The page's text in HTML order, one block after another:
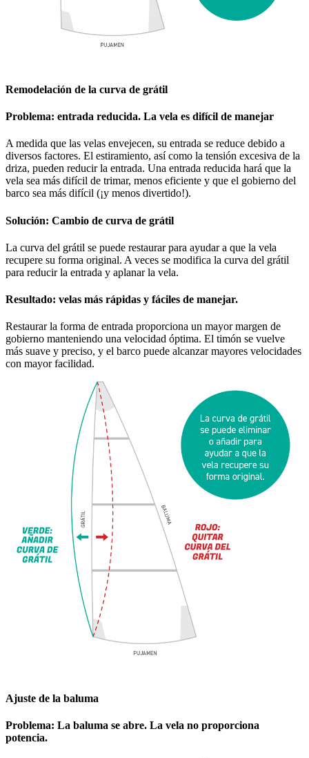
Remodelación de la curva de grátil
Problema: entrada reducida. La vela es difícil de manejar
A medida que las velas envejecen, su entrada se reduce debido a
diversos factores. El estiramiento, así como la tensión excesiva de la
driza, pueden reducir la entrada. Una entrada reducida hará que la
vela sea más difícil de trimar, menos eficiente y que el gobierno del
barco sea más difícil (¡y menos divertido!).
Solución: Cambio de curva de grátil
La curva del grátil se puede restaurar para ayudar a que la vela
recupere su forma original. A veces se modifica la curva del grátil
para reducir la entrada y aplanar la vela.
Resultado: velas más rápidas y fáciles de manejar.
Restaurar la forma de entrada proporciona un mayor margen de
gobierno manteniendo una velocidad óptima. El timón se vuelve
más suave y preciso, y el barco puede alcanzar mayores velocidades
con mayor facilidad.
Ajuste de la baluma
Problema: La baluma se abre. La vela no proporciona
potencia.